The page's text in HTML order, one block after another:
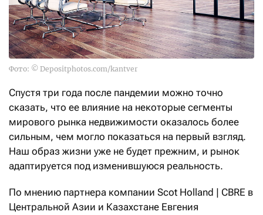
Фото: © Depositphotos.com/kantver
Спустя три года после пандемии можно точно
сказать, что ее влияние на некоторые сегменты
мирового рынка недвижимости оказалось более
сильным, чем могло показаться на первый взгляд.
Наш образ жизни уже не будет прежним, и рынок
адаптируется под изменившуюся реальность.
По мнению партнера компании Scot Holland | CBRE в
Центральной Азии и Казахстане Евгения